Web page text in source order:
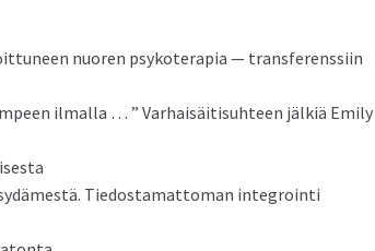
nuoren psykoter­apia — trans­fer­enssi­in
ilmal­la … ” Varhaisäi­tisuh­teen jälk­iä Emi­ly
Tiedosta­mat­toman inte­groin­ti